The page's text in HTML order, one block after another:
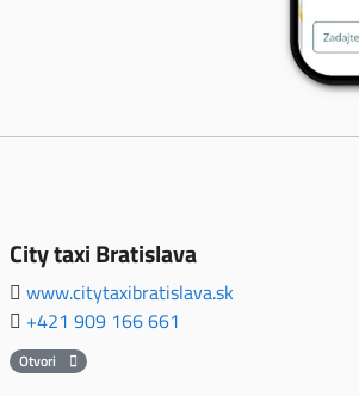
City taxi Bratislava
www.citytaxibratislava.sk
+421 909 166 661
Otvori